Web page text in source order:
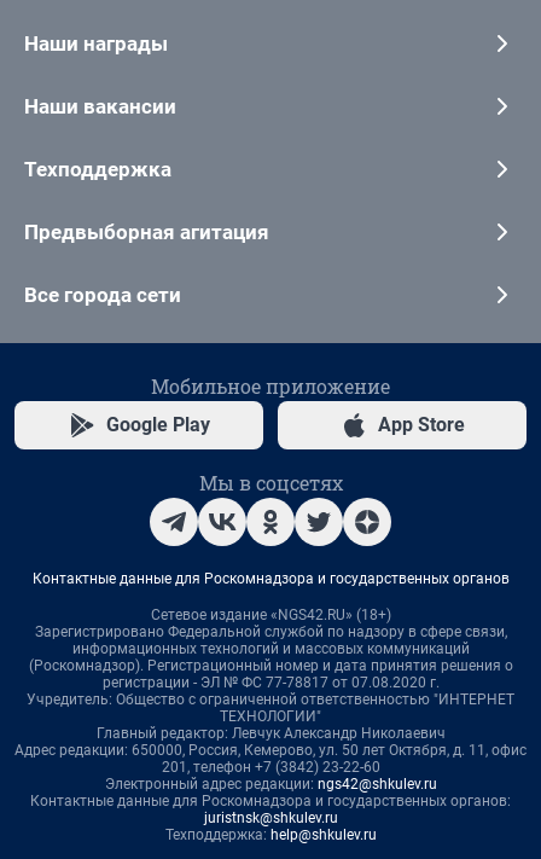
Наши награды
Наши вакансии
Техподдержка
Предвыборная агитация
Все города сети
Мобильное приложение
Google Play App Store
Мы в соцсетях
Контактные данные для Роскомнадзора и государственных органов
Сетевое издание «NGS42.RU» (18+)
Зарегистрировано Федеральной службой по надзору в сфере связи,
информационных технологий и массовых коммуникаций
(Роскомнадзор). Регистрационный номер и дата принятия решения о
регистрации - ЭЛ № ФС 77-78817 от 07.08.2020 г.
Учредитель: Общество с ограниченной ответственностью "ИНТЕРНЕТ
ТЕХНОЛОГИИ"
Главный редактор: Левчук Александр Николаевич
Адрес редакции: 650000, Россия, Кемерово, ул. 50 лет Октября, д. 11, офис
201, телефон +7 (3842) 23-22-60
Электронный адрес редакции: ngs42@shkulev.ru
Контактные данные для Роскомнадзора и государственных органов:
juristnsk@shkulev.ru
Техподдержка: help@shkulev.ru